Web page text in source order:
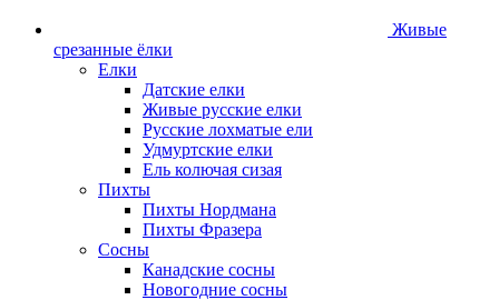
Живые
срезанные ёлки
Елки
Датские елки
Живые русские елки
Русские лохматые ели
Удмуртские елки
Ель колючая сизая
Пихты
Пихты Нордмана
Пихты Фразера
Сосны
Канадские сосны
Новогодние сосны